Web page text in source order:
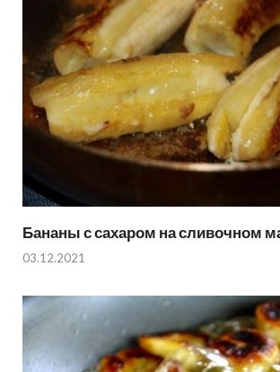
Бананы с сахаром на сливочном
03.12.2021